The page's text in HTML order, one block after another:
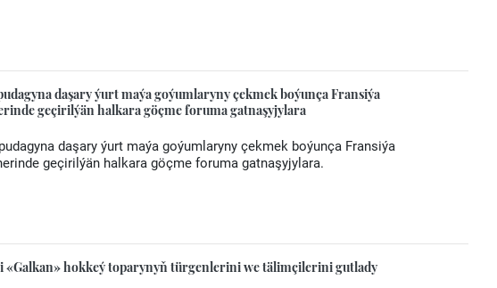
daşary ýurt maýa goýumlaryny çekmek boýunça Fransiýa
geçirilýän halkara göçme foruma gatnaşyjylara
daşary ýurt maýa goýumlaryny çekmek boýunça Fransiýa
geçirilýän halkara göçme foruma gatnaşyjylara.
«Galkan» hokkeý toparynyň türgenlerini we tälimçilerini gutlady